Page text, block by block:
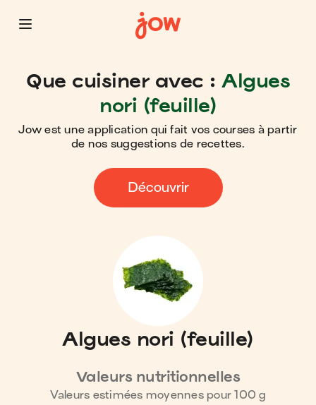
Que cuisiner avec : Algues
nori (feuille)
Jow est une application qui fait vos courses à partir
de nos suggestions de recettes.
Découvrir
Algues nori (feuille)
Valeurs nutritionnelles
Valeurs estimées moyennes pour 100 g